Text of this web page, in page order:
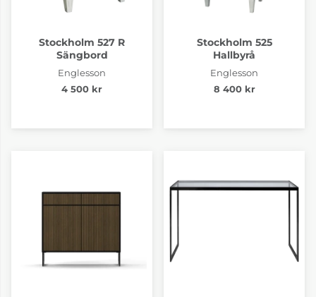
Stockholm 527 R
Sängbord
Englesson
4 500 kr
Stockholm 525
Hallbyrå
Englesson
8 400 kr